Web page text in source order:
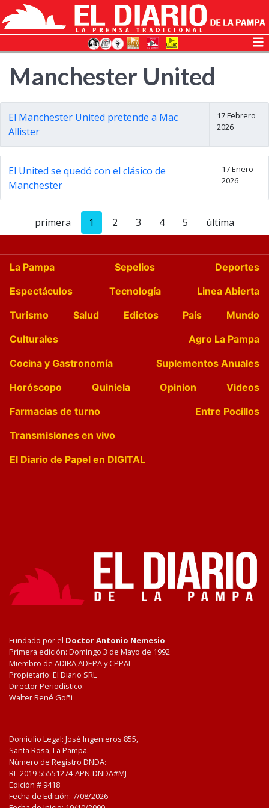
Manchester United
El Manchester United pretende a Mac
Allister
17 Febrero
2026
El United se quedó con el clásico de
Manchester
17 Enero
2026
primera 1 2 3 4 5 última
La Pampa Sepelios
Deportes
Espectáculos
Tecnología
Linea Abierta
Turismo
Salud Edictos País
Mundo
Culturales
Agro La Pampa
Cocina y Gastronomía
Suplementos Anuales
Horóscopo
Quiniela Opinion
Videos
Farmacias de turno
Entre Pocillos
Transmisiones en vivo
El Diario de Papel en DIGITAL
Fundado por el Doctor Antonio Nemesio
Primera edición: Domingo 3 de Mayo de 1992
Miembro de ADIRA,ADEPA y CPPAL
Propietario: El Diario SRL
Director Periodístico:
Walter René Goñi
Domicilio Legal: José Ingenieros 855,
Santa Rosa, La Pampa.
Número de Registro DNDA:
RL-2019-55551274-APN-DNDA#MJ
Edición # 9418
Fecha de Edición: 7/08/2026